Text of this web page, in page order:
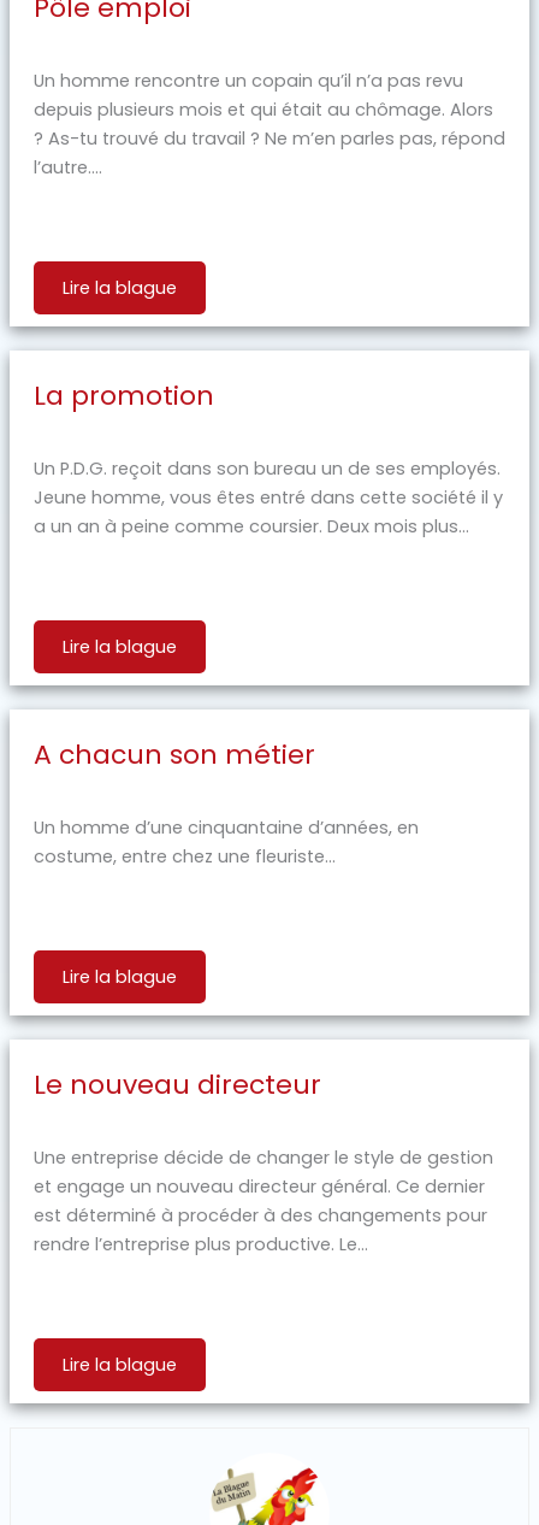
Pôle emploi
Un homme rencontre un copain qu’il n’a pas revu
depuis plusieurs mois et qui était au chômage. Alors
? As-tu trouvé du travail ? Ne m’en parles pas, répond
l’autre....
Lire la blague
La promotion
Un P.D.G. reçoit dans son bureau un de ses employés.
Jeune homme, vous êtes entré dans cette société il y
a un an à peine comme coursier. Deux mois plus...
Lire la blague
A chacun son métier
Un homme d’une cinquantaine d’années, en
costume, entre chez une fleuriste...
Lire la blague
Le nouveau directeur
Une entreprise décide de changer le style de gestion
et engage un nouveau directeur général. Ce dernier
est déterminé à procéder à des changements pour
rendre l’entreprise plus productive. Le...
Lire la blague